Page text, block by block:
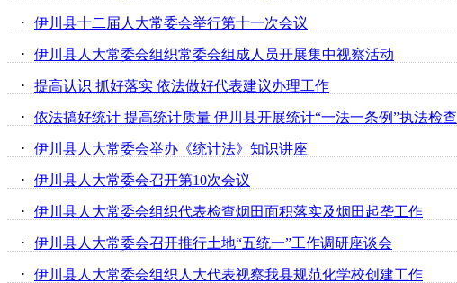
· 伊川县十二届人大常委会举行第十一次会议
· 伊川县人大常委会组织常委会组成人员开展集中视察活动
· 提高认识 抓好落实 依法做好代表建议办理工作
· 依法搞好统计 提高统计质量 伊川县开展统计“一法一条例”执法检查
· 伊川县人大常委会举办《统计法》知识讲座
· 伊川县人大常委会召开第10次会议
· 伊川县人大常委会组织代表检查烟田面积落实及烟田起垄工作
· 伊川县人大常委会召开推行土地“五统一”工作调研座谈会
· 伊川县人大常委会组织人大代表视察我县规范化学校创建工作